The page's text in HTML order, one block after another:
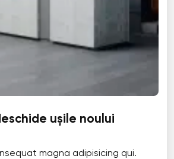
ușile noului
magna adipisicing qui.